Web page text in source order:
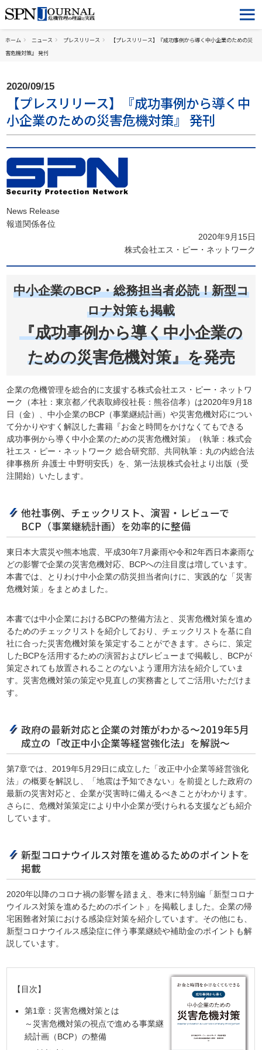
ホーム ニュース プレスリリース
【プレスリリース】『成功事例から導く中小企業のための災
害危機対策』 発刊
2020/09/15
【プレスリリース】『成功事例から導く中
小企業のための災害危機対策』 発刊
News Release
報道関係各位
2020年9月15日
株式会社エス・ピー・ネットワーク
中小企業のBCP・総務担当者必読！新型コ
ロナ対策も掲載
『成功事例から導く中小企業の
ための災害危機対策』を発売
企業の危機管理を総合的に支援する株式会社エス・ピー・ネットワ
ーク（本社：東京都／代表取締役社長：熊谷信孝）は2020年9月18
日（金）、中小企業のBCP（事業継続計画）や災害危機対応につい
て分かりやすく解説した書籍『お金と時間をかけなくてもできる
成功事例から導く中小企業のための災害危機対策』（執筆：株式会
社エス・ピー・ネットワーク 総合研究部、共同執筆：丸の内総合法
律事務所 弁護士 中野明安氏）を、第一法規株式会社より出版（受
注開始）いたします。
他社事例、チェックリスト、演習・レビューで
BCP（事業継続計画）を効率的に整備
東日本大震災や熊本地震、平成30年7月豪雨や令和2年西日本豪雨な
どの影響で企業の災害危機対応、BCPへの注目度は増しています。
本書では、とりわけ中小企業の防災担当者向けに、実践的な「災害
危機対策」をまとめました。
本書では中小企業におけるBCPの整備方法と、災害危機対策を進め
るためのチェックリストを紹介しており、チェックリストを基に自
社に合った災害危機対策を策定することができます。さらに、策定
したBCPを活用するための演習およびレビューまで掲載し、BCPが
策定されても放置されることのないよう運用方法を紹介していま
す。災害危機対策の策定や見直しの実務書としてご活用いただけま
す。
政府の最新対応と企業の対策がわかる～2019年5月
成立の「改正中小企業等経営強化法」を解説～
第7章では、2019年5月29日に成立した「改正中小企業等経営強化
法」の概要を解説し、「地震は予知できない」を前提とした政府の
最新の災害対応と、企業が災害時に備えるべきことがわかります。
さらに、危機対策策定により中小企業が受けられる支援なども紹介
しています。
新型コロナウイルス対策を進めるためのポイントを
掲載
2020年以降のコロナ禍の影響を踏まえ、巻末に特別編「新型コロナ
ウイルス対策を進めるためのポイント」を掲載しました。企業の帰
宅困難者対策における感染症対策を紹介しています。その他にも、
新型コロナウイルス感染症に伴う事業継続や補助金のポイントも解
説しています。
【目次】
第1章：災害危機対策とは
～災害危機対策の視点で進める事業継
続計画（BCP）の整備